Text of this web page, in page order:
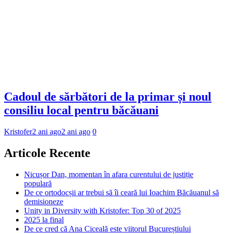
Cadoul de sărbători de la primar și noul
consiliu local pentru băcăuani
Kristofer2 ani ago2 ani ago 0
Articole Recente
Nicușor Dan, momentan în afara curentului de justiție
populară
De ce ortodocșii ar trebui să îi ceară lui Ioachim Băcăuanul să
demisioneze
Unity in Diversity with Kristofer: Top 30 of 2025
2025 la final
De ce cred că Ana Ciceală este viitorul Bucureștiului